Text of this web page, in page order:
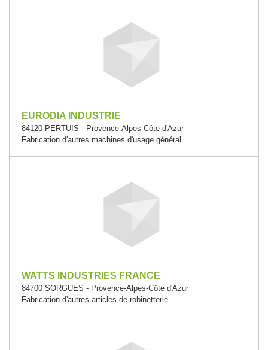
EURODIA INDUSTRIE
84120 PERTUIS - Provence-Alpes-Côte d'Azur
Fabrication d'autres machines d'usage général
WATTS INDUSTRIES FRANCE
84700 SORGUES - Provence-Alpes-Côte d'Azur
Fabrication d'autres articles de robinetterie